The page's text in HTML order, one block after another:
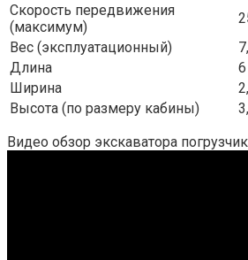
Скорость передвижения
(максимум)
Вес (эксплуатационный)
Длина
6
Ширина
Высота (по размеру кабины)
Видео обзор экскаватора